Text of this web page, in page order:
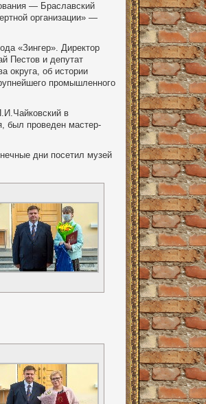
— Браславский
организации» —
«Зингер». Директор
Пестов и депутат
округа, об истории
промышленного
в
был проведен мастер-
дни посетил музей